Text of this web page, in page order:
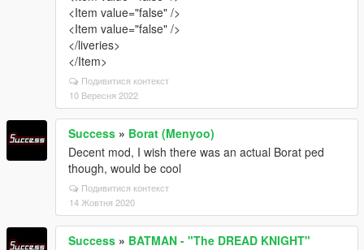
<Item value="false" />
<Item value="false" />
</liveries>
</Item>
Подивитися контекст
10 Вересня 2022
Success » Borat (Menyoo)
Decent mod, I wish there was an actual Borat ped
though, would be cool
Подивитися контекст
14 Жовтня 2020
Success » BATMAN - "The DREAD KNIGHT"